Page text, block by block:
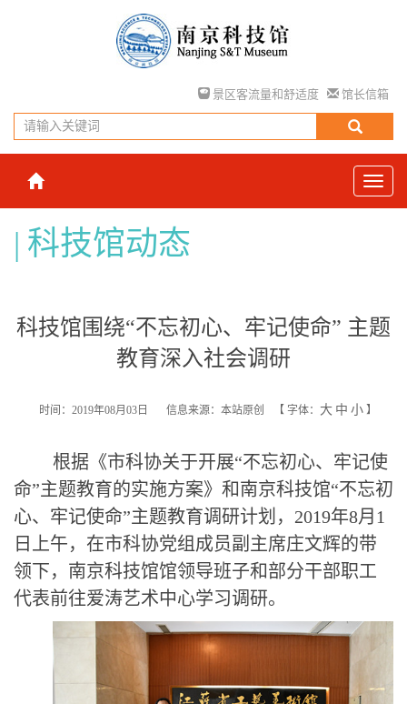
景区客流量和舒适度 馆长信箱
科技馆动态
科技馆围绕“不忘初心、牢记使命” 主题
教育深入社会调研
时间：2019年08月03日 信息来源：本站原创 【 字体： 大 中 小 】
根据《市科协关于开展“不忘初心、牢记使
命”主题教育的实施方案》和南京科技馆“不忘初
心、牢记使命”主题教育调研计划， 2019年8月 1
日上午，在市科协党组成员副主席庄文辉的带
领下，南京科技馆馆领导班子和部分干部职工
代表前往爱涛艺术中心学习调研。